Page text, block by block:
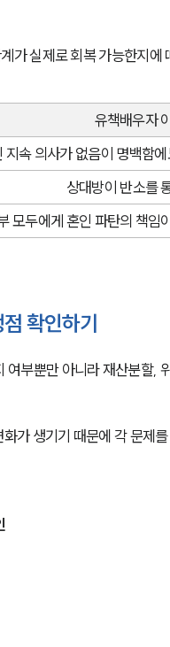
가 실제로 회복 가능한지에
유책배우자
지속 의사가 없음이 명백함
상대방이 반소를
모두에게 혼인 파탄의 책임
확인하기
부뿐만 아니라 재산분할,
가 생기기 때문에 각 문제